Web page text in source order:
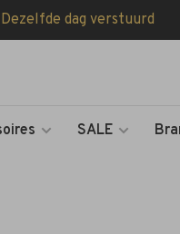
dag verstuurd
SALE